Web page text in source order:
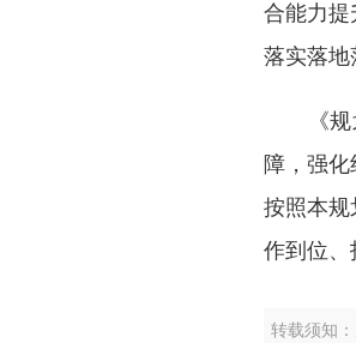
合能力
落实落地
《
障，强
按照本
作到位、
转载须知